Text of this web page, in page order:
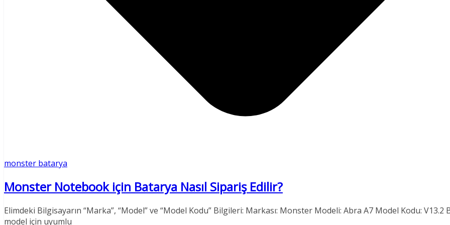
monster batarya
Monster Notebook için Batarya Nasıl Sipariş Edilir?
Elimdeki Bilgisayarın “Marka”, “Model” ve “Model Kodu” Bilgileri: Markası: Monster Modeli: Abra A7 Model Kodu: V13.2
model için uyumlu